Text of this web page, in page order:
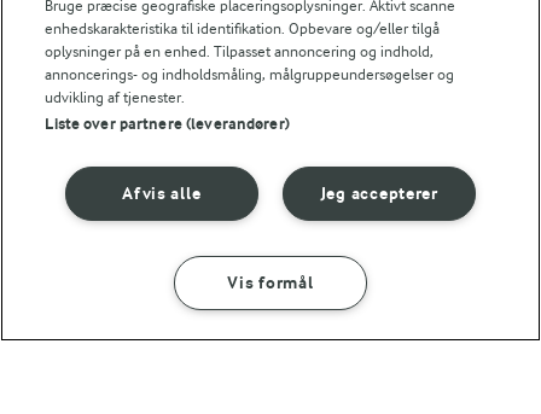
FØLG MED PÅ INSTAGRAM
Få madinspiration,
tips og tricks her
30 MIN
Lynstegte grøntsager
med nudler
Bruge præcise geografiske placeringsoplysninger. Aktivt scanne
enhedskarakteristika til identifikation. Opbevare og/eller tilgå
oplysninger på en enhed. Tilpasset annoncering og indhold,
annoncerings- og indholdsmåling, målgruppeundersøgelser og
udvikling af tjenester.
Liste over partnere (leverandører)
Jeg accepterer
Afvis alle
Vis formål